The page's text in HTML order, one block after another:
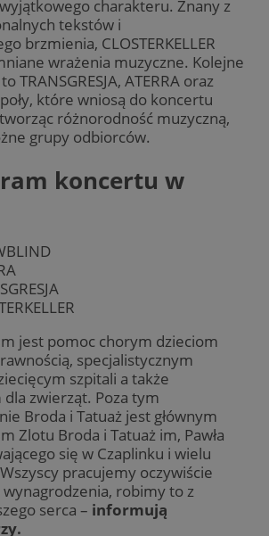
charakteru. Znany z
tekstów i
brzmienia, CLOSTERKELLER
wrażenia muzyczne. Kolejne
TRANSGRESJA, ATERRA oraz
które wniosą do koncertu
różnorodność muzyczną,
grupy odbiorców.
koncertu w
jest pomoc chorym dzieciom
specjalistycznym
szpitali a także
zwierząt. Poza tym
Broda i Tatuaż jest głównym
Zlotu Broda i Tatuaż im, Pawła
się w Czaplinku i wielu
pracujemy oczywiście
wynagrodzenia, robimy to z
serca – informują